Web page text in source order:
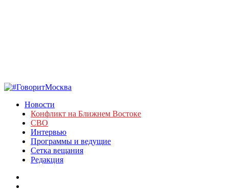
Новости
Конфликт на Ближнем Востоке
СВО
Интервью
Программы и ведущие
Сетка вещания
Редакция